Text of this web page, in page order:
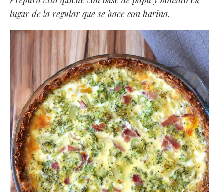
lugar de la regular que se hace con harina.